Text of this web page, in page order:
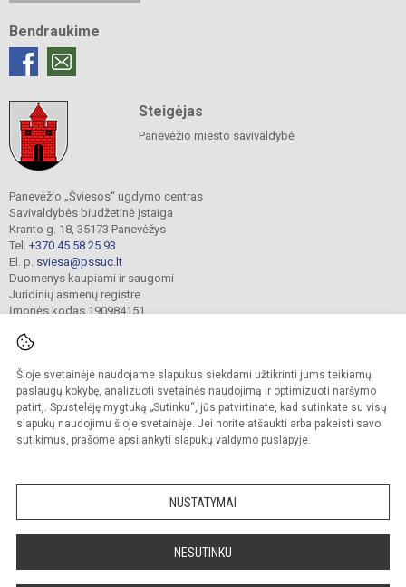
Šioje svetainėje naudojame slapukus siekdami užtikrinti jums teikiamų
paslaugų kokybę, analizuoti svetainės naudojimą ir optimizuoti naršymo
patirtį. Spustelėję mygtuką „Sutinku“, jūs patvirtinate, kad sutinkate su visų
slapukų naudojimu šioje svetainėje. Jei norite atšaukti arba pakeisti savo
sutikimus, prašome apsilankyti slapukų valdymo puslapyje.
NUSTATYMAI
NESUTINKU
Bendraukime
Steigėjas
Panevėžio miesto savivaldybė
Panevėžio „Šviesos“ ugdymo centras
Savivaldybės biudžetinė įstaiga
Kranto g. 18, 35173 Panevėžys
Tel. +370 45 58 25 93
El. p. sviesa@pssuc.lt
Duomenys kaupiami ir saugomi
Juridinių asmenų registre
Įmonės kodas 190984151
© 2021. Panevėžio „Šviesos“ ugdymo centras. Visos teisės saugomos.
Kopijuoti turinį be raštiško administracijos sutikimo griežtai draudžiama.
Prieinamumo paraiška Slapukų valdymas
Sumanus būdas atnaujinti